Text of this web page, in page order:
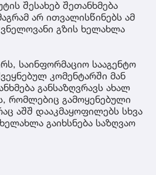
შესახებ შეთანხმება
არ ითვალისწინებს ამ
გზის ხელახლა
საინფორმაციო სააგენტო
კომენტარში მან
განსაზღვრავს ახალ
რომლებიც გამოყენებული
აშშ დააკმაყოფილებს სხვა
გაიხსნება საზღვაო